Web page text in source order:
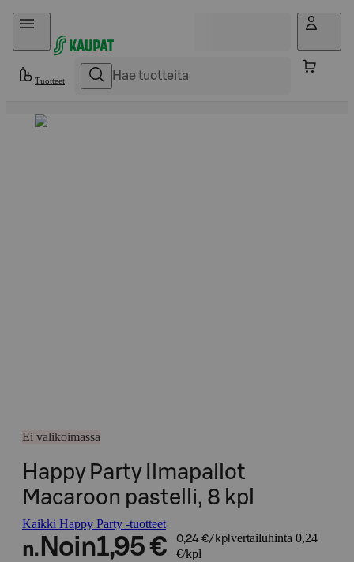
Hyppää sisältöön
Tuotteet
Ei valikoimassa
Happy Party Ilmapallot
Macaroon pastelli, 8 kpl
Kaikki Happy Party -tuotteet
n. Noin1,95 € 0,24 €/kpl vertailuhinta 0,24
€/kpl